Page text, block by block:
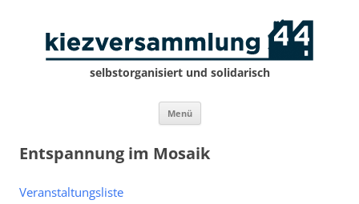
selbstorganisiert und solidarisch
Menü Zum
springen
Entspannung im Mosaik
Veranstaltungsliste